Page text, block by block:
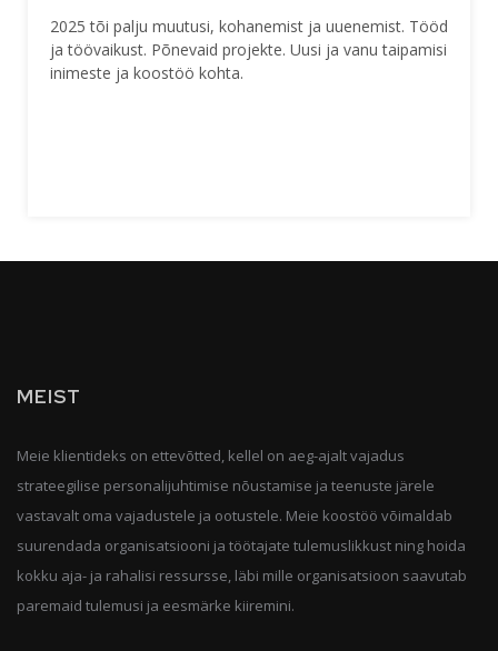
2025 tõi palju muutusi, kohanemist ja uuenemist. Tööd
ja töövaikust. Põnevaid projekte. Uusi ja vanu taipamisi
inimeste ja koostöö kohta.
MEIST
Meie klientideks on ettevõtted, kellel on aeg-ajalt vajadus
strateegilise personalijuhtimise nõustamise ja teenuste järele
vastavalt oma vajadustele ja ootustele. Meie koostöö võimaldab
suurendada organisatsiooni ja töötajate tulemuslikkust ning hoida
kokku aja- ja rahalisi ressursse, läbi mille organisatsioon saavutab
paremaid tulemusi ja eesmärke kiiremini.